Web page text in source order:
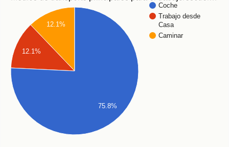
Coche
Trabajo desde
Casa
Caminar
12.1%
12.1%
75.8%
Índice de criminalidad por país
Sanidad
Índice de Sanidad (Actual)
Índice de Sanidad
Índice de Sanidad por País